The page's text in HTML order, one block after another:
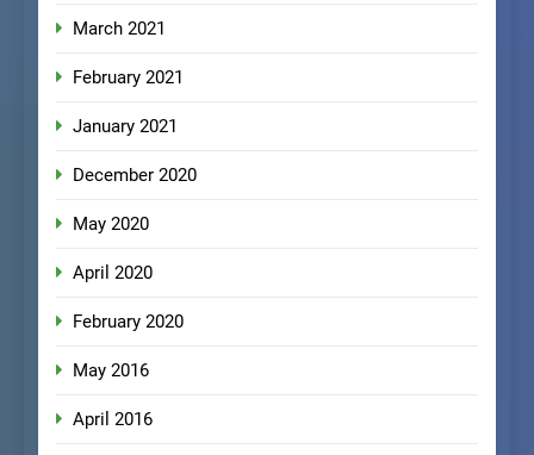
March 2021
February 2021
January 2021
December 2020
May 2020
April 2020
February 2020
May 2016
April 2016